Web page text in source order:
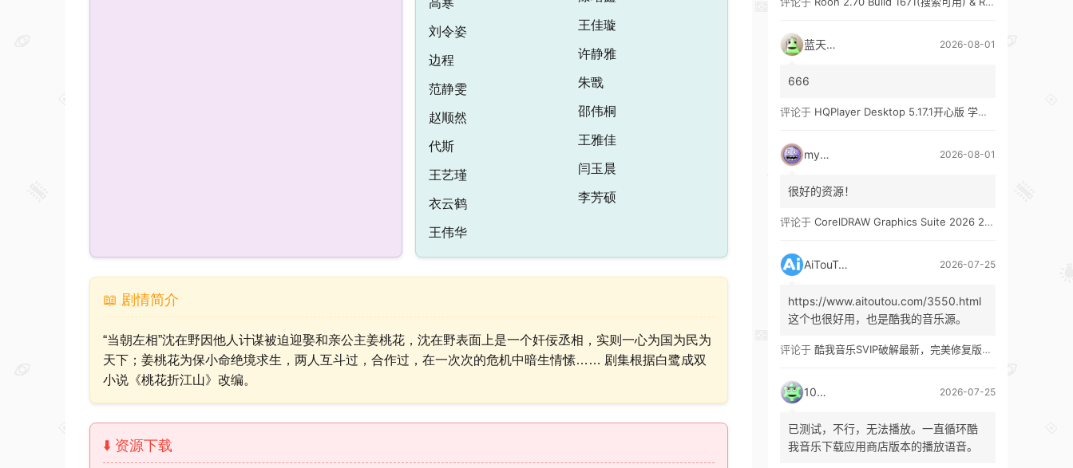
高寒
刘令姿
边程
范静雯
赵顺然
代斯
王艺瑾
衣云鹤
王伟华
王佳璇
许静雅
朱戬
邵伟桐
王雅佳
闫玉晨
李芳硕
📖 剧情简介
“当朝左相”沈在野因他人计谋被迫迎娶和亲公主姜桃花，沈在野表面上是一个奸佞丞相，实则一心为国为民为
天下；姜桃花为保小命绝境求生，两人互斗过，合作过，在一次次的危机中暗生情愫…… 剧集根据白鹭成双
小说《桃花折江山》改编。
⬇️ 资源下载
蓝天真蓝 2026-08-01
666
评论于 HQPlayer Desktop 5.17.1开心版 学习版&HQPlayer Embedded 5.17.2开心版 学习版
mypw 2026-08-01
很好的资源！
评论于 CorelDRAW Graphics Suite 2026 27.1 多语言 开心版 学习版 by KpoJIuK
AiTouTou 2026-07-25
https://www.aitoutou.com/3550.html
这个也很好用，也是酷我的音乐源。
评论于 酷我音乐SVIP破解最新，完美修复版！支持安卓+车机+pc版！
1035 2026-07-25
已测试，不行，无法播放。一直循环酷
我音乐下载应用商店版本的播放语音。